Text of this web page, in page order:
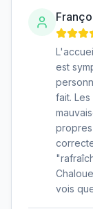
est
fait.
vois